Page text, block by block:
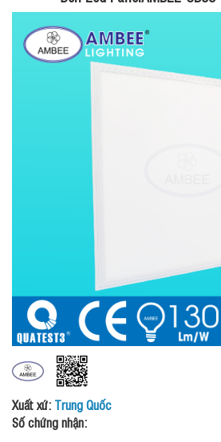
Xuất xứ: Trung Quốc
Số chứng nhận: